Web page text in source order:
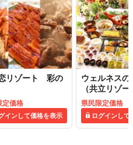
リゾート 彩の
定価格
インして価格を表示
ウェルネス
（共立リゾー
県民限定価格
ログインして